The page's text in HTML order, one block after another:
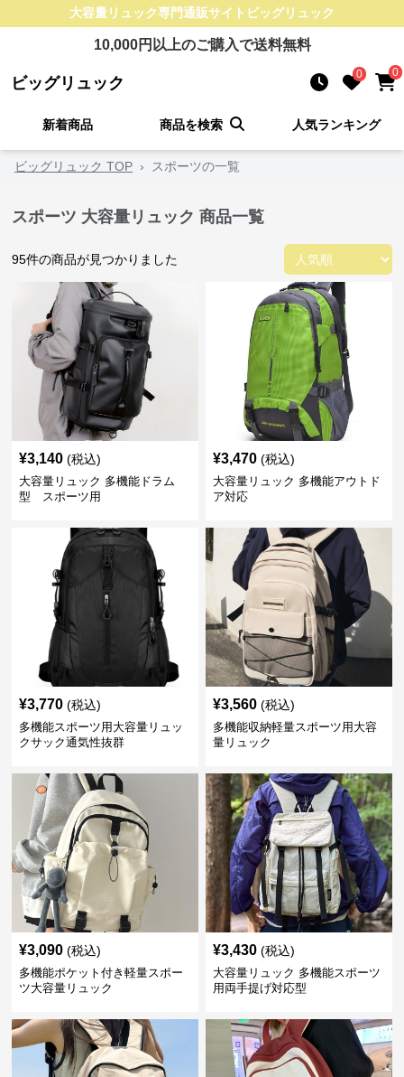
大容量リュック専門通販サイト ビッグリュック
10,000円以上のご購入で送料無料
ビッグリュック 0 0
新着商品 商品を検索 人気ランキング
ビッグリュック TOP › スポーツの一覧
スポーツ 大容量リュック 商品一覧
95件の商品が見つかりました
¥3,140 (税込)
大容量リュック 多機能ドラム
型 スポーツ用
¥3,470 (税込)
大容量リュック 多機能アウトド
ア対応
¥3,770 (税込)
多機能スポーツ用大容量リュッ
クサック通気性抜群
¥3,560 (税込)
多機能収納軽量スポーツ用大容
量リュック
¥3,090 (税込)
多機能ポケット付き軽量スポー
ツ大容量リュック
¥3,430 (税込)
大容量リュック 多機能スポーツ
用両手提げ対応型